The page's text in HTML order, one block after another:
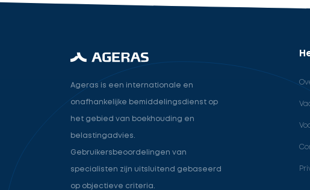
Ageras is een internationale en
onafhankelijke bemiddelingsdienst op
het gebied van boekhouding en
belastingadvies.
Gebruikersbeoordelingen van
specialisten zijn uitsluitend gebaseerd
op objectieve criteria.